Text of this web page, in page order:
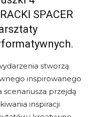
SPACER
stworzą
inspirowanego
przejdą
inspiracji